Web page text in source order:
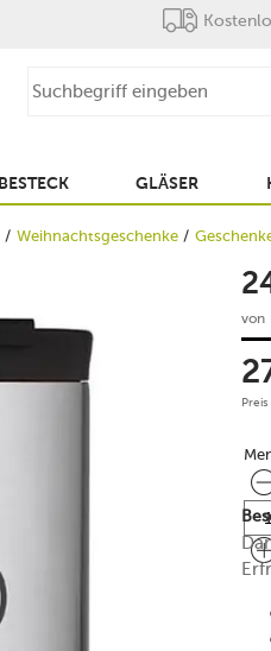
BESTECK GLÄSER
Weihnachtsgeschenke
von